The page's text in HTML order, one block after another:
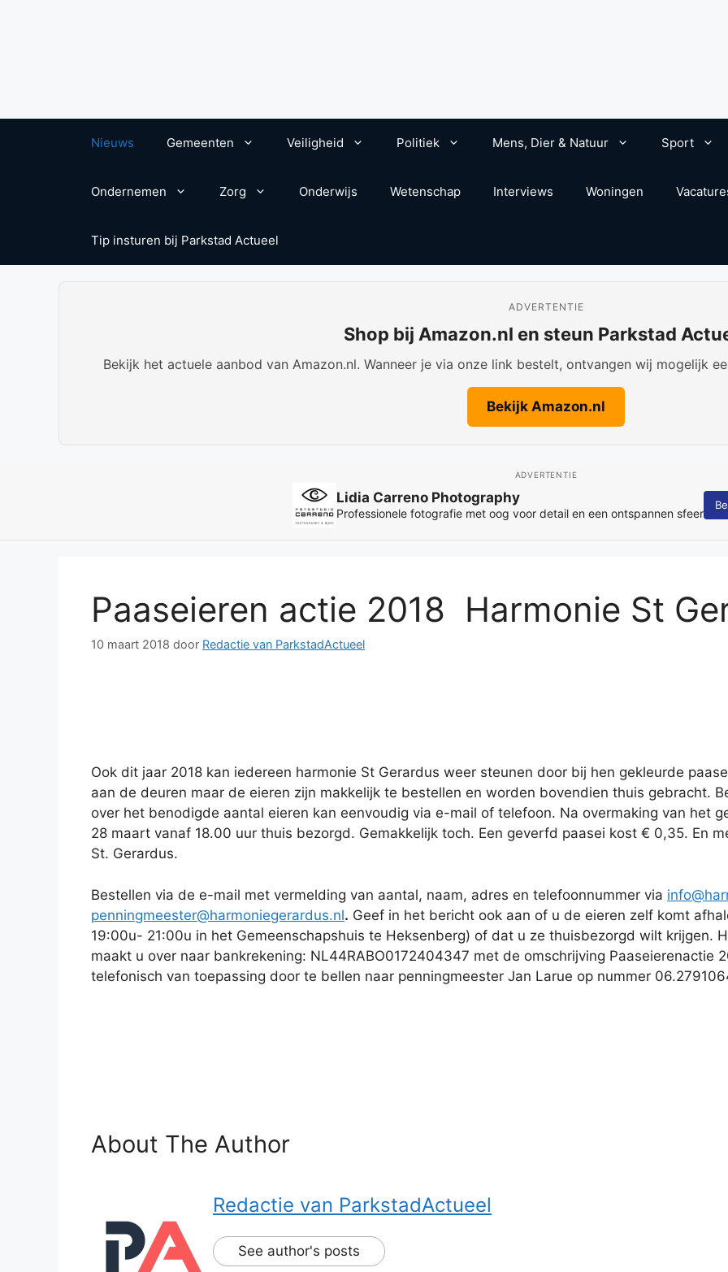
Nieuws Gemeenten Veiligheid Politiek Mens, Dier & Natuur Sport
Ondernemen Zorg Onderwijs Wetenschap Interviews Woningen
Tip insturen bij Parkstad Actueel
ADVERTENTIE
Shop bij Amazon.nl en steun Parkstad
Bekijk het actuele aanbod van Amazon.nl. Wanneer je via onze link bestelt, ontvangen wij mogelijk
Bekijk Amazon.nl
ADVERTENTIE
Lidia Carreno Photography
Professionele fotografie met oog voor detail en een ontspannen sfeer
Paaseieren actie 2018 Harmonie St
10 maart 2018 door Redactie van ParkstadActueel
Ook dit jaar 2018 kan iedereen harmonie St Gerardus weer steunen door bij hen gekleurde
aan de deuren maar de eieren zijn makkelijk te bestellen en worden bovendien thuis gebracht.
over het benodigde aantal eieren kan eenvoudig via e-mail of telefoon. Na overmaking van het
28 maart vanaf 18.00 uur thuis bezorgd. Gemakkelijk toch. Een geverfd paasei kost € 0,35. En
St. Gerardus.
Bestellen via de e-mail met vermelding van aantal, naam, adres en telefoonnummer via
penningmeester@harmoniegerardus.nl. Geef in het bericht ook aan of u de eieren zelf komt
19:00u- 21:00u in het Gemeenschapshuis te Heksenberg) of dat u ze thuisbezorgd wilt krijgen.
maakt u over naar bankrekening: NL44RABO0172404347 met de omschrijving Paaseierenactie
telefonisch van toepassing door te bellen naar penningmeester Jan Larue op nummer
About The Author
Redactie van ParkstadActueel
See author's posts